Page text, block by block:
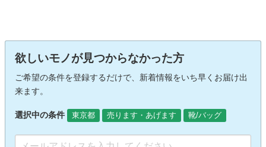
欲しいモノが見つからなかった方
ご希望の条件を登録するだけで、新着情報をいち早くお届け出
来ます。
選択中の条件 東京都 売ります・あげます 靴/バッグ